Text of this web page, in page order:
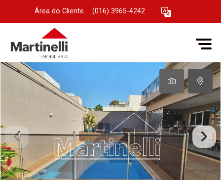
Área do Cliente (016) 3965-4242